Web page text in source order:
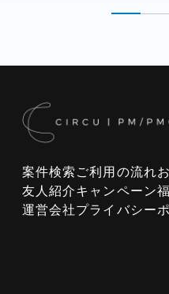
案件検索 ご利用の流れ
友人紹介キャンペーン
運営会社プライバシー